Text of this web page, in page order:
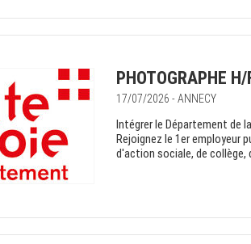
PHOTOGRAPHE H/
17/07/2026 - ANNECY
Intégrer le Département de
Rejoignez le 1er employeur
d'action sociale, de collège,